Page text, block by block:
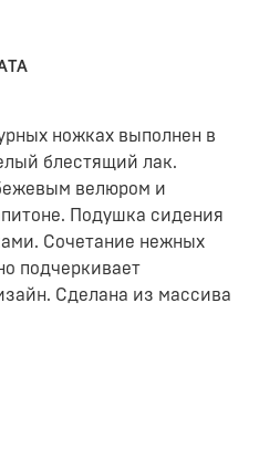
ножках выполнен в
блестящий лак.
велюром и
Подушка сидения
Сочетание нежных
подчеркивает
Сделана из массива